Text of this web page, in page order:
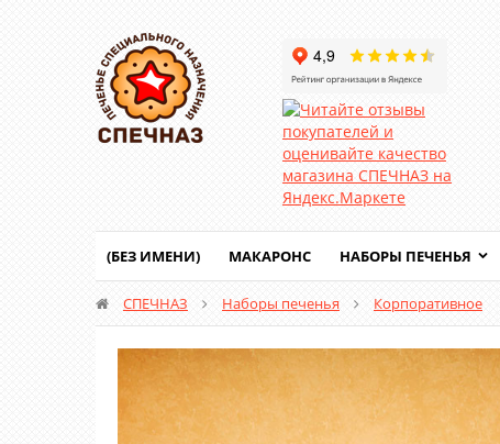
(БЕЗ ИМЕНИ) МАКАРОНС НАБОРЫ ПЕЧЕНЬЯ
СПЕЧНАЗ Наборы печенья Корпоративное